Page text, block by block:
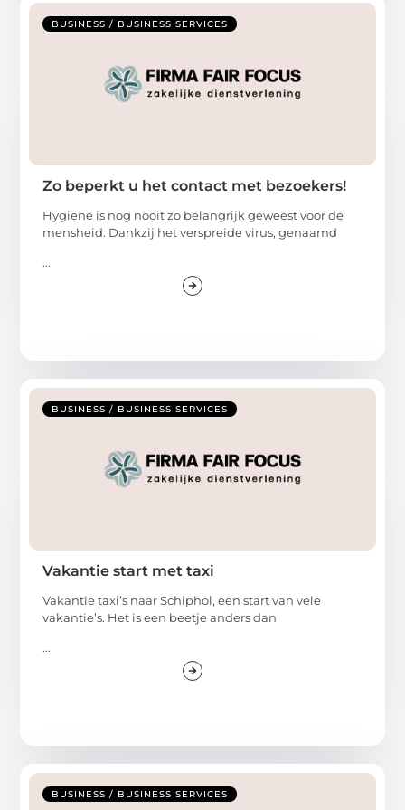
BUSINESS / BUSINESS SERVICES
Zo beperkt u het contact met bezoekers!
Hygiëne is nog nooit zo belangrijk geweest voor de
mensheid. Dankzij het verspreide virus, genaamd
...
BUSINESS / BUSINESS SERVICES
Vakantie start met taxi
Vakantie taxi’s naar Schiphol, een start van vele
vakantie’s. Het is een beetje anders dan
...
BUSINESS / BUSINESS SERVICES